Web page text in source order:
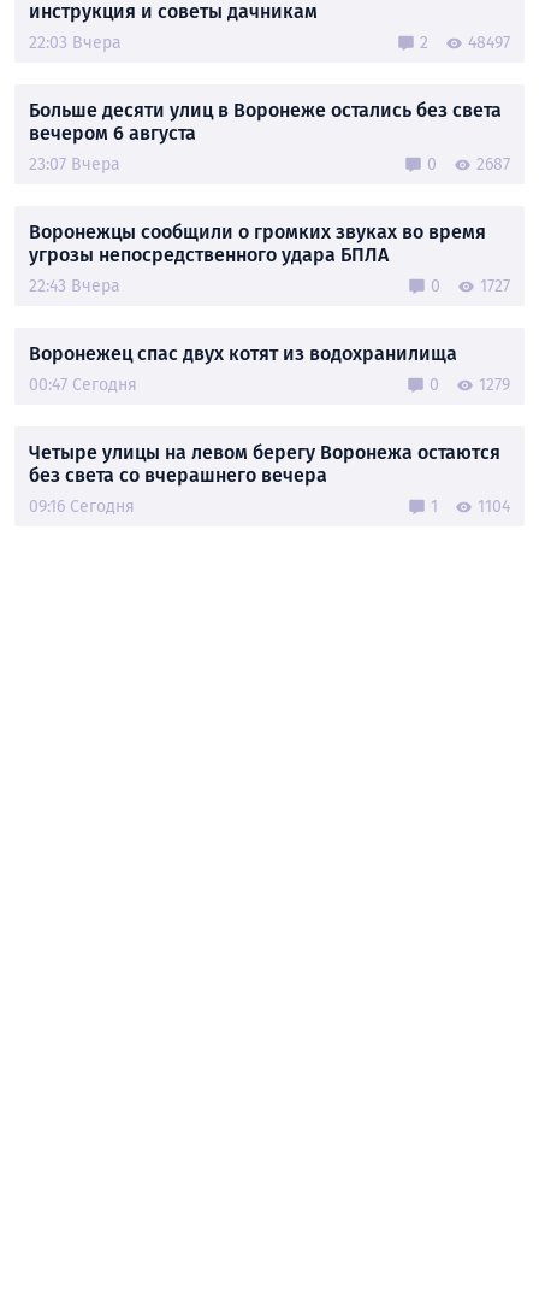
инструкция и советы дачникам
22:03 Вчера 2 48497
Больше десяти улиц в Воронеже остались без света
вечером 6 августа
23:07 Вчера 0 2687
Воронежцы сообщили о громких звуках во время
угрозы непосредственного удара БПЛА
22:43 Вчера 0 1727
Воронежец спас двух котят из водохранилища
00:47 Сегодня 0 1279
Четыре улицы на левом берегу Воронежа остаются
без света со вчерашнего вечера
09:16 Сегодня 1 1104